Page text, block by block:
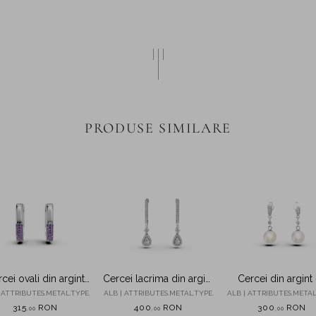
PRODUSE SIMILARE
ovali din argint
cu zirconii mov
315 00 RON
Cercei lacrima din argint
cu zirconii
ALB | ATTRIBUTES.METAL.TYPE.
400 ,00 RON
Cercei din argint
zirconii si perle
ALB |
300 ,00 RON